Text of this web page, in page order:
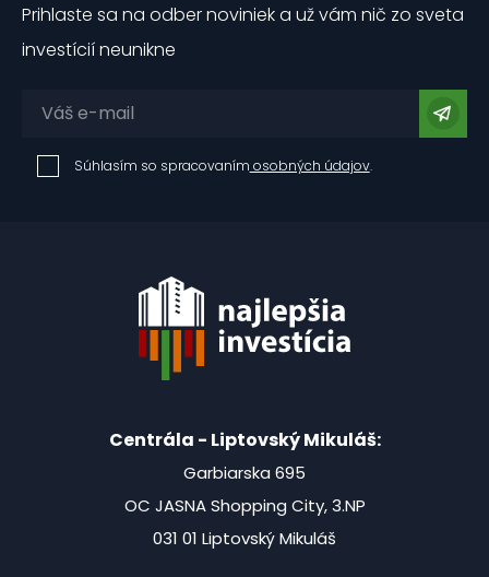
Prihlaste sa na odber noviniek a už vám nič zo sveta
investícií neunikne
Súhlasím so spracovaním osobných údajov.
Centrála - Liptovský Mikuláš:
Garbiarska 695
OC JASNA Shopping City, 3.NP
031 01 Liptovský Mikuláš